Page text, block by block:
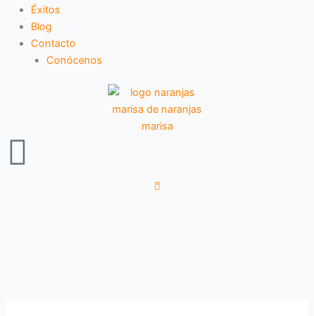
Éxitos
Blog
Contacto
Conócenos
0